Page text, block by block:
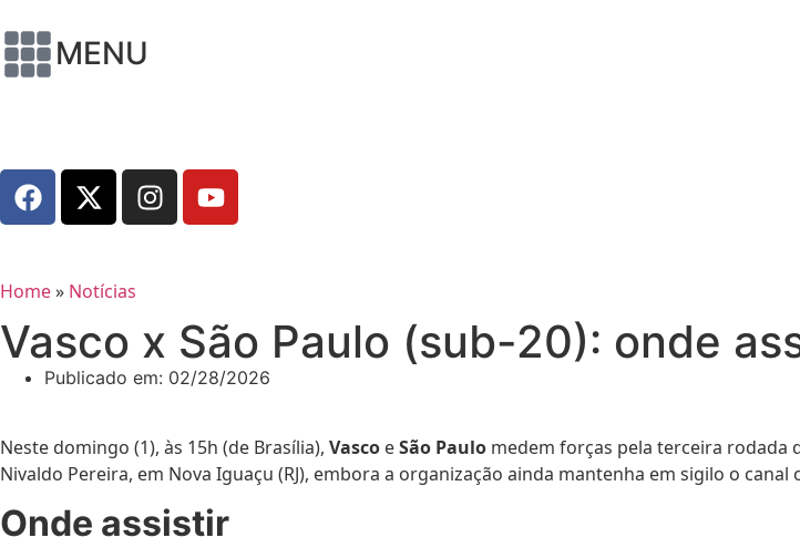
MENU
Home» Notícias
Vasco x São Paulo (sub-20): onde
Publicado em: 02/28/2026
Neste domingo (1), às 15h (de Brasília), Vasco eSão Paulo medem forças pela terceira rodada
Nivaldo Pereira, em Nova Iguaçu (RJ), embora a organização ainda mantenha em sigilo o
Onde assistir